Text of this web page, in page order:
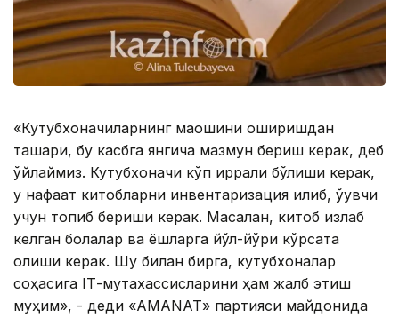
«Кутубхоначиларнинг маошини оширишдан
ташқари, бу касбга янгича мазмун бериш керак, деб
ўйлаймиз. Кутубхоначи кўп қиррали бўлиши керак,
у нафақат китобларни инвентаризация қилиб, ўқувчи
учун топиб бериши керак. Масалан, китоб излаб
келган болалар ва ёшларга йўл-йўриқ кўрсата
олиши керак. Шу билан бирга, кутубхоналар
соҳасига IТ-мутахассисларини ҳам жалб этиш
муҳим», - деди «АМАNАТ» партияси майдонида